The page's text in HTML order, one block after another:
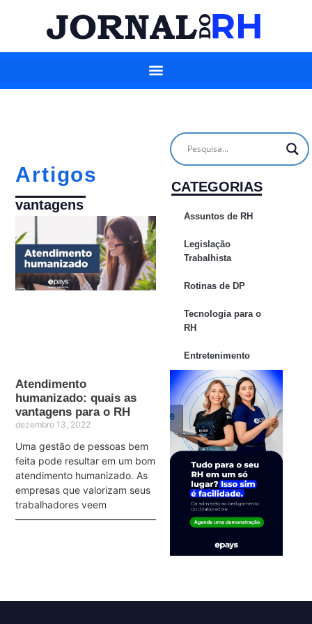
Artigos
vantagens
Atendimento
humanizado: quais as
vantagens para o RH
dezembro 13, 2022
Uma gestão de pessoas bem
feita pode resultar em um bom
atendimento humanizado. As
empresas que valorizam seus
trabalhadores veem
CATEGORIAS
Assuntos de RH
Legislação
Trabalhista
Rotinas de DP
Tecnologia para o
RH
Entretenimento